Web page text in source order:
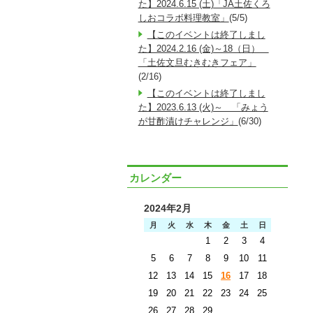
た】2024.6.15 (土)「JA土佐くろ
しおコラボ料理教室」 (5/5)
【このイベントは終了しまし
た】2024.2.16 (金)～18（日）
「土佐文旦むきむきフェア」
(2/16)
【このイベントは終了しまし
た】2023.6.13 (火)～ 「みょう
が甘酢漬けチャレンジ」 (6/30)
カレンダー
2024年2月
月 火 水 木 金 土 日
1 2 3
4
5
6 7 8 9 10
11
12
13 14 15 16 17
18
19
20 21 22 23 24
25
26
27 28 29